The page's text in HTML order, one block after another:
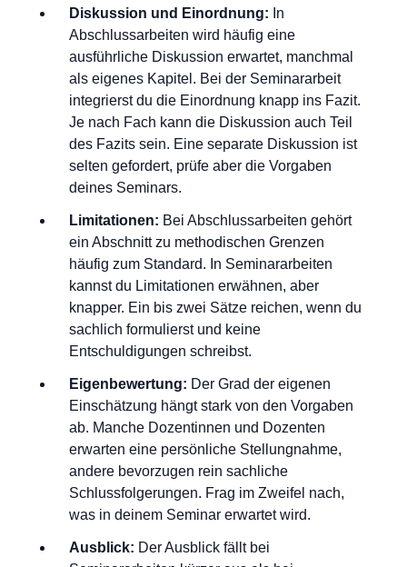
Diskussion und Einordnung: In
Abschlussarbeiten wird häufig eine
ausführliche Diskussion erwartet, manchmal
als eigenes Kapitel. Bei der Seminararbeit
integrierst du die Einordnung knapp ins Fazit.
Je nach Fach kann die Diskussion auch Teil
des Fazits sein. Eine separate Diskussion ist
selten gefordert, prüfe aber die Vorgaben
deines Seminars.
Limitationen: Bei Abschlussarbeiten gehört
ein Abschnitt zu methodischen Grenzen
häufig zum Standard. In Seminararbeiten
kannst du Limitationen erwähnen, aber
knapper. Ein bis zwei Sätze reichen, wenn du
sachlich formulierst und keine
Entschuldigungen schreibst.
Eigenbewertung: Der Grad der eigenen
Einschätzung hängt stark von den Vorgaben
ab. Manche Dozentinnen und Dozenten
erwarten eine persönliche Stellungnahme,
andere bevorzugen rein sachliche
Schlussfolgerungen. Frag im Zweifel nach,
was in deinem Seminar erwartet wird.
Ausblick: Der Ausblick fällt bei